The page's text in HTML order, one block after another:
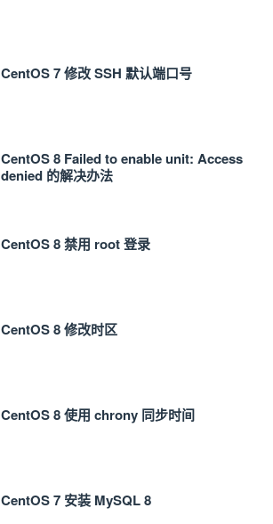
CentOS 7 修改 SSH 默认端口号
CentOS 8 Failed to enable unit: Access
denied 的解决办法
CentOS 8 禁用 root 登录
CentOS 8 修改时区
CentOS 8 使用 chrony 同步时间
CentOS 7 安装 MySQL 8